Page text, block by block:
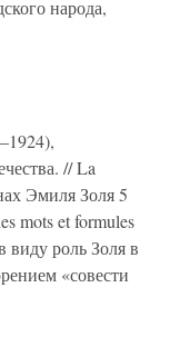
народа,
// La
Эмиля Золя 5
mots et formules
виду роль Золя в
«совести